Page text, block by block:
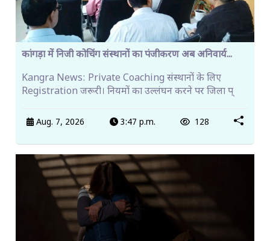
कांगड़ा में निजी कोचिंग संस्थानों का पंजीकरण अब अनिवार्य...
Kangra News: Private Coaching संस्थानों के लिए
Registration जरूरी। नियमों का उल्लंघन करने पर जिला प्
Aug. 7, 2026 3:47 p.m. 128